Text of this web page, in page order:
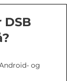
og